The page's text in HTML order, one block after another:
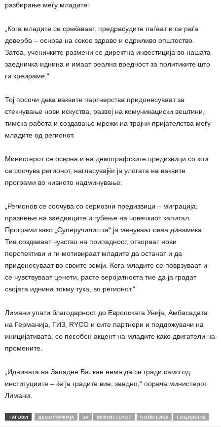
разбирање меѓу младите:
„Кога младите се среќаваат, предрасудите паѓаат и се раѓа
доверба – основа на секое здраво и одржливо општество.
Затоа, ученичките размени се директна инвестиција во нашата
заедничка иднина и имаат реална вредност за политиките што
ги креираме.“
Тој посочи дека ваквите партнерства придонесуваат за
стекнување нови искуства, развој на комуникациски вештини,
тимска работа и создавање мрежи на трајни пријателства меѓу
младите од регионот.
Министерот се осврна и на демографските предизвици со кои
се соочува регионот, нагласувајќи ја улогата на ваквите
програми во нивното надминување:
„Регионов се соочува со сериозни предизвици – миграција,
празнење на заедниците и губење на човечкиот капитал.
Програми како „Суперучилишта“ ја менуваат оваа динамика.
Тие создаваат чувство на припадност, отвораат нови
перспективи и ги мотивираат младите да останат и да
придонесуваат во своите земји. Кога младите се поврзуваат и
се чувствуваат ценети, расте веројатноста тие да ја градат
својата иднина токму тука, во регионот.“
Лимани упати благодарност до Европската Унија, Амбасадата
на Германија, ГИЗ, RYCO и сите партнери и поддржувачи на
иницијативата, со посебен акцент на младите како двигатели на
промените.
„Иднината на Западен Балкан нема да се гради само од
институциите – ќе ја градите вие, заедно,“ порача министерот
Лимани.
ТАГОВИ ДЕМОГРАФИЈА ЗА МИНИСТЕРОТ ПОЛИТИКА СОЦИЈАЛНА